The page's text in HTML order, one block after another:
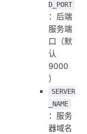
D_PORT
：后端
服务端
口（默
认
9000
）
SERVER
_NAME
：服务
器域名